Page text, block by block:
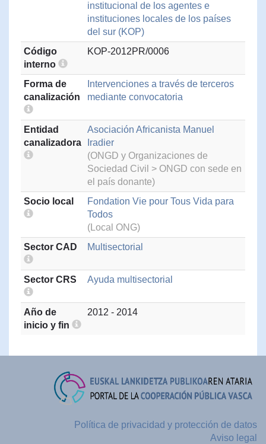
institucional de los agentes e
instituciones locales de los países
del sur (KOP)
Código
interno
KOP-2012PR/0006
Forma de
canalización
Intervenciones a través de terceros
mediante convocatoria
Entidad
canalizadora
Asociación Africanista Manuel
Iradier
(ONGD y Organizaciones de
Sociedad Civil > ONGD con sede en
el país donante)
Socio local
Fondation Vie pour Tous Vida para
Todos
(Local ONG)
Sector CAD
Multisectorial
Sector CRS Ayuda multisectorial
Año de
inicio y fin
2012 - 2014
Política de privacidad y protección de datos
Aviso legal